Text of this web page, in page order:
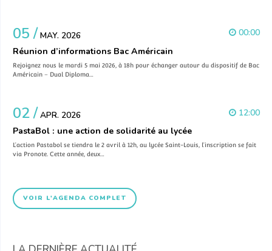
05 / MAY. 2026
00:00
Réunion d’informations Bac Américain
Rejoignez nous le mardi 5 mai 2026, à 18h pour échanger autour du dispositif de Bac
Américain – Dual Diploma…
02 / APR. 2026
12:00
PastaBol : une action de solidarité au lycée
L’action Pastabol se tiendra le 2 avril à 12h, au lycée Saint-Louis, l’inscription se fait
via Pronote. Cette année, deux…
VOIR L'AGENDA COMPLET